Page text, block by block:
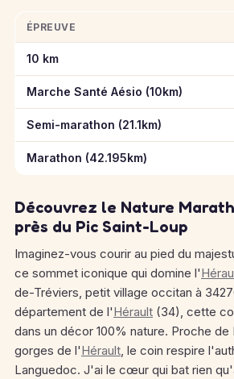
Informations clés des épreuves de
ÉPREUVE
10 km
Marche Santé Aésio (10km)
Semi-marathon (21.1km)
Marathon (42.195km)
Découvrez le Nature
près du Pic Saint-Loup
Imaginez-vous courir au pied du
ce sommet iconique qui domine l'
de-Tréviers, petit village occitan à
département de l'Hérault (34), cette
dans un décor 100% nature. Proche
gorges de l'Hérault, le coin respire
Languedoc. J'ai le cœur qui bat rien